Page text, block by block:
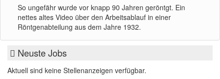
So ungefähr wurde vor knapp 90 Jahren geröntgt. Ein
nettes altes Video über den Arbeitsablauf in einer
Röntgenabteilung aus dem Jahre 1932.
Neuste Jobs
Aktuell sind keine Stellenanzeigen verfügbar.